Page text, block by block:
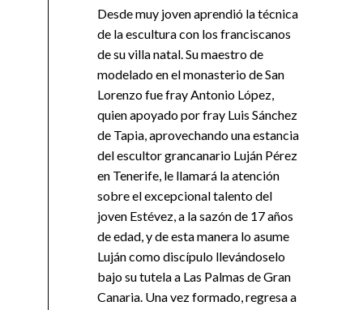
Desde muy joven aprendió la técnica
de la escultura con los franciscanos
de su villa natal. Su maestro de
modelado en el monasterio de San
Lorenzo fue fray Antonio López,
quien apoyado por fray Luis Sánchez
de Tapia, aprovechando una estancia
del escultor grancanario Luján Pérez
en Tenerife, le llamará la atención
sobre el excepcional talento del
joven Estévez, a la sazón de 17 años
de edad, y de esta manera lo asume
Luján como discípulo llevándoselo
bajo su tutela a Las Palmas de Gran
Canaria. Una vez formado, regresa a